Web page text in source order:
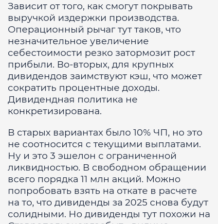
Зависит от того, как смогут покрывать
выручкой издержки производства.
Операционный рычаг тут таков, что
незначительное увеличение
себестоимости резко затормозит рост
прибыли. Во-вторых, для крупных
дивидендов заимствуют кэш, что может
сократить процентные доходы.
Дивидендная политика не
конкретизирована.
В старых вариантах было 10% ЧП, но это
не соотносится с текущими выплатами.
Ну и это 3 эшелон с ограниченной
ликвидностью. В свободном обращении
всего порядка 11 млн акций. Можно
попробовать взять на откате в расчете
на то, что дивиденды за 2025 снова будут
солидными. Но дивиденды тут похожи на